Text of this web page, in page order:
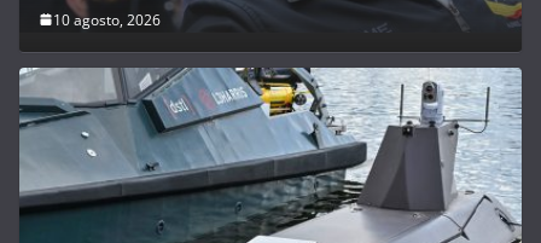
10 agosto, 2026